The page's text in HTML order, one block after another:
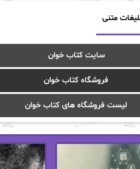
آیدا (Aixi)
آیسان صادقی
ا_اصغرزاده
از نیلوفر لاری
استل مسکم
متنی
سایت کتاب خوان
فروشگاه کتاب خوان
لیست فروشگاه های کتاب خوان